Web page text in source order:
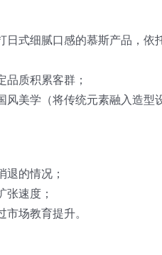
日式细腻口感的慕斯产品，依
质积累客群；
风美学（将传统元素融入造型
的情况；
速度；
场教育提升。